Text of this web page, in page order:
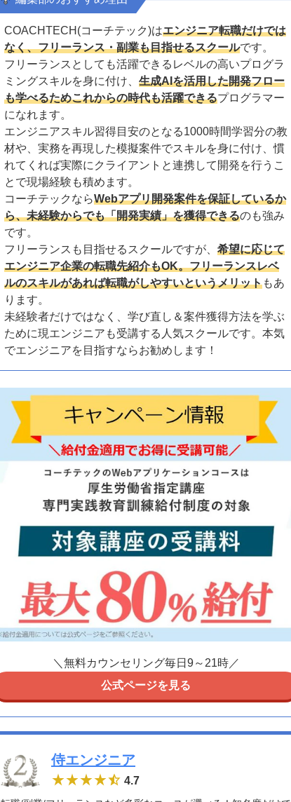
COACHTECH(コーチテック)はエンジニア転職だけでは
なく、フリーランス・副業も目指せるスクールです。
フリーランスとしても活躍できるレベルの高いプログラ
ミングスキルを身に付け、 生成AIを活用した開発フロー
も学べるためこれからの時代も活躍できるプログラマー
になれます。
エンジニアスキル習得目安のとなる1000時間学習分の教
材や、実務を再現した模擬案件でスキルを身に付け、慣
れてくれば実際にクライアントと連携して開発を行うこ
とで現場経験も積めます。
コーチテックならWebアプリ開発案件を保証しているか
ら、未経験からでも「開発実績」を獲得できるのも強み
です。
フリーランスも目指せるスクールですが、 希望に応じて
エンジニア企業の転職先紹介もOK。フリーランスレベ
ルのスキルがあれば転職がしやすいというメリットもあ
ります。
未経験者だけではなく、学び直し＆案件獲得方法を学ぶ
ために現エンジニアも受講する人気スクールです。本気
でエンジニアを目指すならお勧めします！
＼無料カウンセリング毎日9～21時／
公式ページを見る
侍エンジニア
4.7